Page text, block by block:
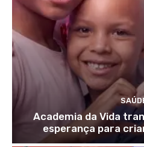
Academia da Vida
esperança para